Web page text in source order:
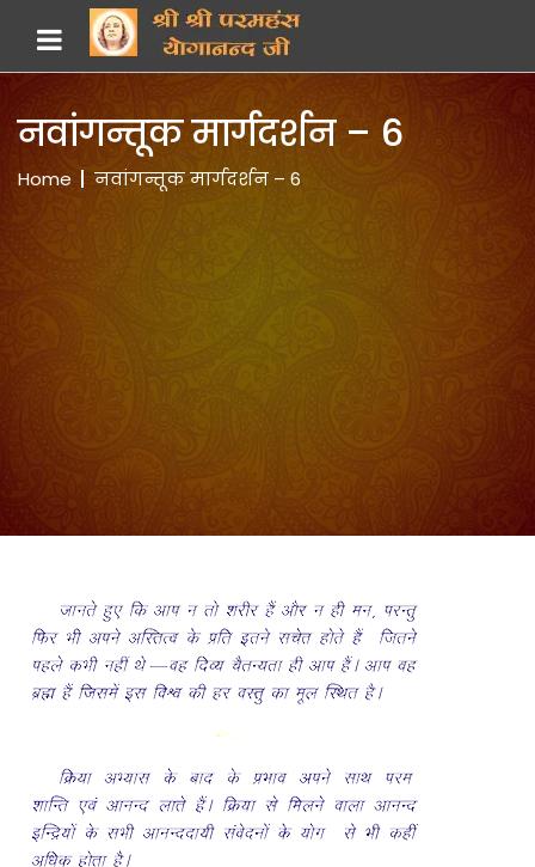
नवांगन्तूक मार्गदर्शन – 6
Home नवांगन्तूक मार्गदर्शन – 6